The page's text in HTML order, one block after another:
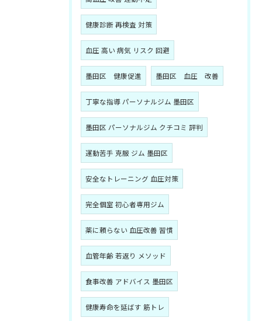
健康診断 再検査 対策
血圧 高い 病気 リスク 回避
墨田区 健康促進 墨田区 血圧 改善
丁寧な指導 パーソナルジム 墨田区
墨田区 パーソナルジム クチコミ 評判
運動苦手 克服 ジム 墨田区
安全なトレーニング 血圧対策
完全個室 初心者専用ジム
薬に頼らない 血圧改善 習慣
血管年齢 若返り メソッド
食事改善 アドバイス 墨田区
健康寿命を延ばす 筋トレ